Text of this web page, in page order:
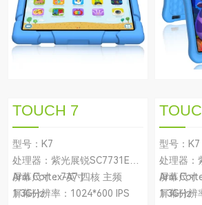
TOUCH 7
型号：K7
处理器：紫光展锐SC7731E
Arm Cortex-A7 四核 主频
1.3GHz
屏幕尺寸：7英寸
屏幕分辨率：1024*600 IPS
型号：K7
处理器：
Arm
1.3GHz
屏幕尺寸
屏幕分辨